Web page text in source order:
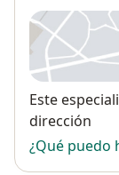
Este
dirección
¿Qué puedo